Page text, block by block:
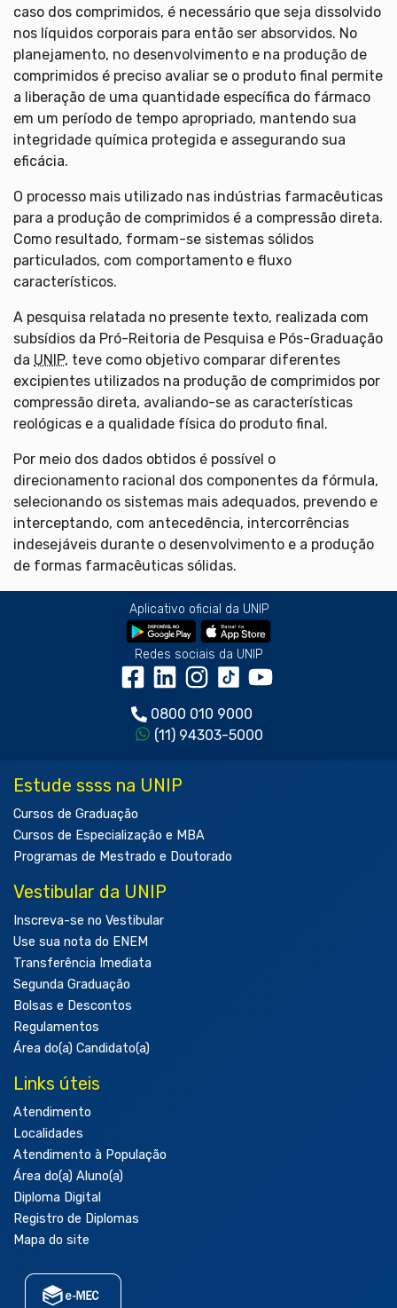
caso dos comprimidos, é necessário que seja dissolvido
nos líquidos corporais para então ser absorvidos. No
planejamento, no desenvolvimento e na produção de
comprimidos é preciso avaliar se o produto final permite
a liberação de uma quantidade específica do fármaco
em um período de tempo apropriado, mantendo sua
integridade química protegida e assegurando sua
eficácia.
O processo mais utilizado nas indústrias farmacêuticas
para a produção de comprimidos é a compressão direta.
Como resultado, formam-se sistemas sólidos
particulados, com comportamento e fluxo
característicos.
A pesquisa relatada no presente texto, realizada com
subsídios da Pró-Reitoria de Pesquisa e Pós-Graduação
da UNIP, teve como objetivo comparar diferentes
excipientes utilizados na produção de comprimidos por
compressão direta, avaliando-se as características
reológicas e a qualidade física do produto final.
Por meio dos dados obtidos é possível o
direcionamento racional dos componentes da fórmula,
selecionando os sistemas mais adequados, prevendo e
interceptando, com antecedência, intercorrências
indesejáveis durante o desenvolvimento e a produção
de formas farmacêuticas sólidas.
Aplicativo oficial da UNIP
Redes sociais da UNIP
0800 010 9000
(11) 94303-5000
Estude ssss na UNIP
Cursos de Graduação
Cursos de Especialização e MBA
Programas de Mestrado e Doutorado
Vestibular da UNIP
Inscreva-se no Vestibular
Use sua nota do ENEM
Transferência Imediata
Segunda Graduação
Bolsas e Descontos
Regulamentos
Área do(a) Candidato(a)
Links úteis
Atendimento
Localidades
Atendimento à População
Área do(a) Aluno(a)
Diploma Digital
Registro de Diplomas
Mapa do site